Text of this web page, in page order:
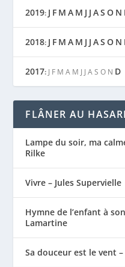
2019: J F M A M J J AS O N
2018: J F M A M J J AS O N
2017: J F M A M J J A S O N D
FLÂNER AU
Lampe du soir, ma
Rilke
Vivre – Jules Supervielle
Hymne de l’enfant à
Lamartine
Sa douceur est le vent